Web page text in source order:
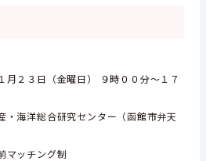
月２３日（金曜日） ９時００分～１７
・海洋総合研究センター（函館市弁天
マッチング制